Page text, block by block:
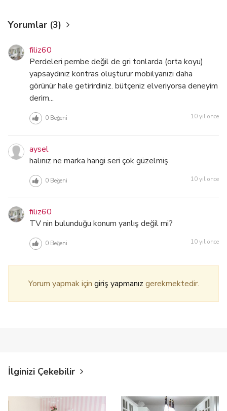
Yorumlar (3)
filiz60
Perdeleri pembe değil de gri tonlarda (orta koyu)
yapsaydınız kontras oluşturur mobilyanızı daha
görünür hale getirirdiniz. bütçeniz elveriyorsa deneyim
derim...
0Beğeni 10 yıl önce
aysel
halınız ne marka hangi seri çok güzelmiş
0Beğeni 10 yıl önce
filiz60
TV nin bulunduğu konum yanlış değil mi?
0Beğeni 10 yıl önce
Yorum yapmak için giriş yapmanız gerekmektedir.
İlginizi Çekebilir